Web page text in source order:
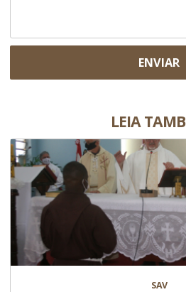
ENVIAR
LEIA
SAV